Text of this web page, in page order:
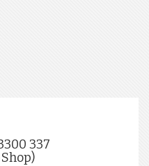
337